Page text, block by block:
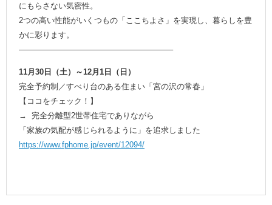
にもらさない気密性。
2つの高い性能がいくつもの「ここちよさ」を実現し、暮らしを豊
かに彩ります。
———————————————————–
11月30日（土）～ 12月1 日（日）
完全予約制／すべり台のある住まい「宮の沢の常春」
【ココをチェック！】
→ 完全分離型2世帯住宅でありながら
「家族の気配が感じられるように」を追求しました
https://www.fphome.jp/event/12094/